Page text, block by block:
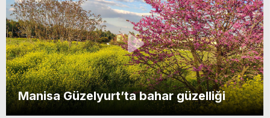
Manisa Güzelyurt’ta bahar güzelliği